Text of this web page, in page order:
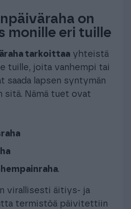
on
monille eri tuille
tarkoittaa yhteistä
tuille, joita vanhempi tai
saada lapsen syntymän
sitä. Nämä tuet ovat
.
virallisesti äitiys- ja
termistöä päivitettiin